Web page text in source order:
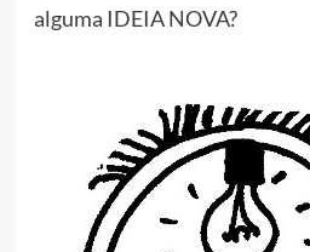
alguma IDEIA NOVA?